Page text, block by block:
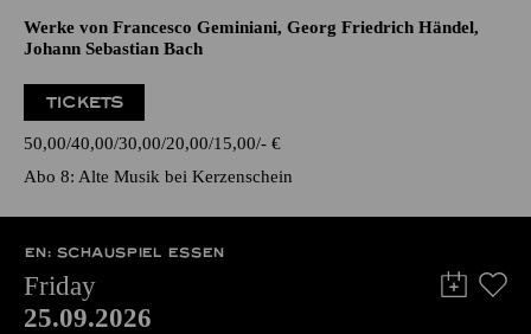
Werke von Francesco Geminiani, Georg Friedrich Händel,
Johann Sebastian Bach
TICKETS
50,00 40,00 30,00 20,00 15,00 - €
Abo 8: Alte Musik bei Kerzenschein
EN: SCHAUSPIEL ESSEN
Friday
25.09.2026